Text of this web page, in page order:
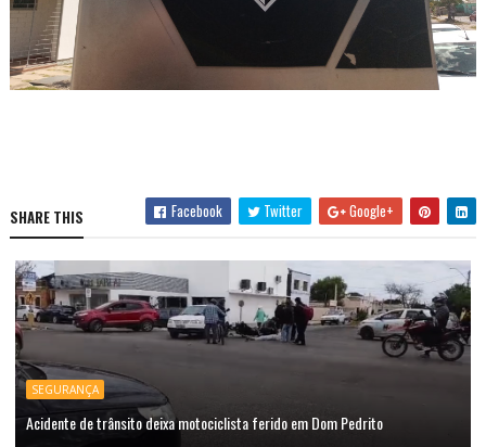
SHARE THIS Facebook Twitter Google+
SEGURANÇA
Acidente de trânsito deixa motociclista ferido em Dom Pedrito